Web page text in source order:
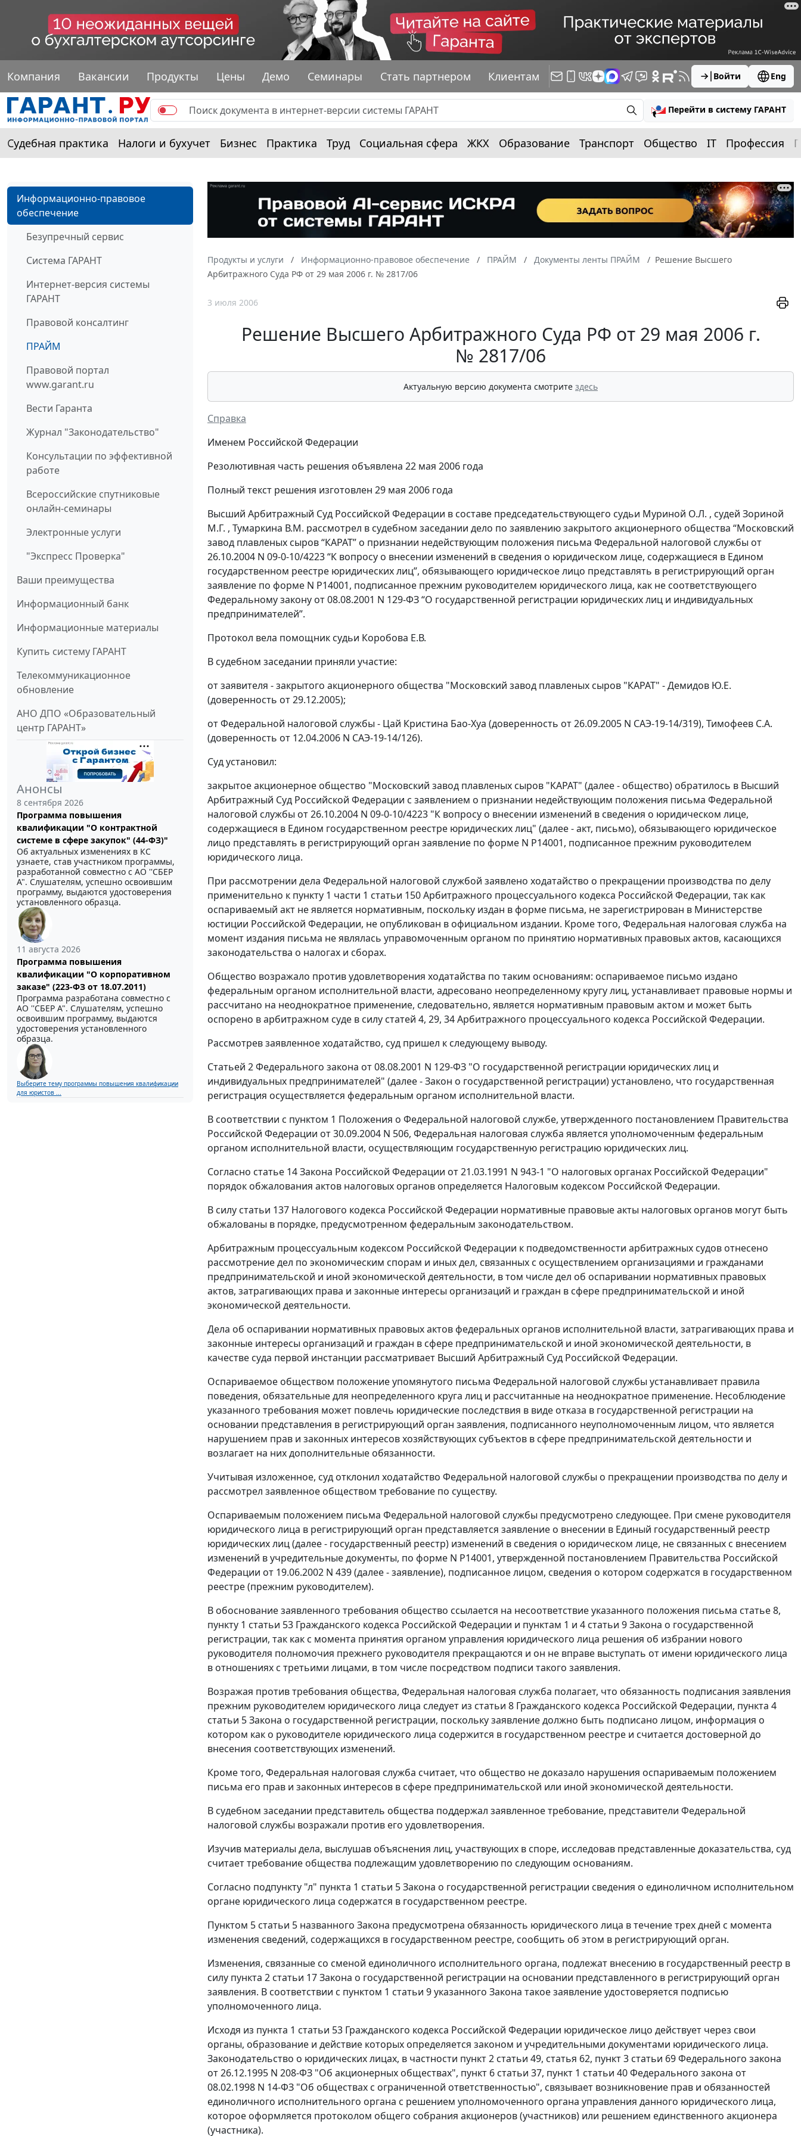
Компания Вакансии Продукты Цены Демо Семинары Стать партнером Клиентам Войти Eng
Перейти в систему ГАРАНТ
Судебная практика Налоги и бухучет Бизнес Практика Труд Социальная сфера ЖКХ Образование Транспорт Общество IT Профессия
Информационно-правовое
обеспечение
Безупречный сервис
Система ГАРАНТ
Интернет-версия системы
ГАРАНТ
Правовой консалтинг
ПРАЙМ
Правовой портал
www.garant.ru
Вести Гаранта
Журнал "Законодательство"
Консультации по эффективной
работе
Всероссийские спутниковые
онлайн-семинары
Электронные услуги
"Экспресс Проверка"
Ваши преимущества
Информационный банк
Информационные материалы
Купить систему ГАРАНТ
Телекоммуникационное
обновление
АНО ДПО «Образовательный
центр ГАРАНТ»
Анонсы
8 сентября 2026
Программа повышения
квалификации "О контрактной
системе в сфере закупок" (44-ФЗ)"
Об актуальных изменениях в КС
узнаете, став участником программы,
разработанной совместно с АО ''СБЕР
А". Слушателям, успешно освоившим
программу, выдаются удостоверения
установленного образца.
11 августа 2026
Программа повышения
квалификации "О корпоративном
заказе" (223-ФЗ от 18.07.2011)
Программа разработана совместно с
АО ''СБЕР А". Слушателям, успешно
освоившим программу, выдаются
удостоверения установленного
образца.
Выберите тему программы повышения квалификации
для юристов ...
Продукты и услуги Информационно-правовое обеспечение ПРАЙМ Документы ленты ПРАЙМ
Решение Высшего
Арбитражного Суда РФ от 29 мая 2006 г. № 2817/06
3 июля 2006
Решение Высшего Арбитражного Суда РФ от 29 мая 2006 г.
№ 2817/06
Актуальную версию документа смотрите здесь
Справка
Именем Российской Федерации
Резолютивная часть решения объявлена 22 мая 2006 года
Полный текст решения изготовлен 29 мая 2006 года
Высший Арбитражный Суд Российской Федерации в составе председательствующего судьи Муриной О.Л. , судей Зориной
М.Г. , Тумаркина В.М. рассмотрел в судебном заседании дело по заявлению закрытого акционерного общества “Московский
завод плавленых сыров “КАРАТ” о признании недействующим положения письма Федеральной налоговой службы от
26.10.2004 N 09-0-10/4223 “К вопросу о внесении изменений в сведения о юридическом лице, содержащиеся в Едином
государственном реестре юридических лиц”, обязывающего юридическое лицо представлять в регистрирующий орган
заявление по форме N Р14001, подписанное прежним руководителем юридического лица, как не соответствующего
Федеральному закону от 08.08.2001 N 129-ФЗ “О государственной регистрации юридических лиц и индивидуальных
предпринимателей”.
Протокол вела помощник судьи Коробова Е.В.
В судебном заседании приняли участие:
от заявителя - закрытого акционерного общества "Московский завод плавленых сыров "КАРАТ" - Демидов Ю.Е.
(доверенность от 29.12.2005);
от Федеральной налоговой службы - Цай Кристина Бао-Хуа (доверенность от 26.09.2005 N САЭ-19-14/319), Тимофеев С.А.
(доверенность от 12.04.2006 N САЭ-19-14/126).
Суд установил:
закрытое акционерное общество "Московский завод плавленых сыров "КАРАТ" (далее - общество) обратилось в Высший
Арбитражный Суд Российской Федерации с заявлением о признании недействующим положения письма Федеральной
налоговой службы от 26.10.2004 N 09-0-10/4223 "К вопросу о внесении изменений в сведения о юридическом лице,
содержащиеся в Едином государственном реестре юридических лиц" (далее - акт, письмо), обязывающего юридическое
лицо представлять в регистрирующий орган заявление по форме N Р14001, подписанное прежним руководителем
юридического лица.
При рассмотрении дела Федеральной налоговой службой заявлено ходатайство о прекращении производства по делу
применительно к пункту 1 части 1 статьи 150 Арбитражного процессуального кодекса Российской Федерации, так как
оспариваемый акт не является нормативным, поскольку издан в форме письма, не зарегистрирован в Министерстве
юстиции Российской Федерации, не опубликован в официальном издании. Кроме того, Федеральная налоговая служба на
момент издания письма не являлась управомоченным органом по принятию нормативных правовых актов, касающихся
законодательства о налогах и сборах.
Общество возражало против удовлетворения ходатайства по таким основаниям: оспариваемое письмо издано
федеральным органом исполнительной власти, адресовано неопределенному кругу лиц, устанавливает правовые нормы и
рассчитано на неоднократное применение, следовательно, является нормативным правовым актом и может быть
оспорено в арбитражном суде в силу статей 4, 29, 34 Арбитражного процессуального кодекса Российской Федерации.
Рассмотрев заявленное ходатайство, суд пришел к следующему выводу.
Статьей 2 Федерального закона от 08.08.2001 N 129-ФЗ "О государственной регистрации юридических лиц и
индивидуальных предпринимателей" (далее - Закон о государственной регистрации) установлено, что государственная
регистрация осуществляется федеральным органом исполнительной власти.
В соответствии с пунктом 1 Положения о Федеральной налоговой службе, утвержденного постановлением Правительства
Российской Федерации от 30.09.2004 N 506, Федеральная налоговая служба является уполномоченным федеральным
органом исполнительной власти, осуществляющим государственную регистрацию юридических лиц.
Согласно статье 14 Закона Российской Федерации от 21.03.1991 N 943-1 "О налоговых органах Российской Федерации"
порядок обжалования актов налоговых органов определяется Налоговым кодексом Российской Федерации.
В силу статьи 137 Налогового кодекса Российской Федерации нормативные правовые акты налоговых органов могут быть
обжалованы в порядке, предусмотренном федеральным законодательством.
Арбитражным процессуальным кодексом Российской Федерации к подведомственности арбитражных судов отнесено
рассмотрение дел по экономическим спорам и иных дел, связанных с осуществлением организациями и гражданами
предпринимательской и иной экономической деятельности, в том числе дел об оспаривании нормативных правовых
актов, затрагивающих права и законные интересы организаций и граждан в сфере предпринимательской и иной
экономической деятельности.
Дела об оспаривании нормативных правовых актов федеральных органов исполнительной власти, затрагивающих права и
законные интересы организаций и граждан в сфере предпринимательской и иной экономической деятельности, в
качестве суда первой инстанции рассматривает Высший Арбитражный Суд Российской Федерации.
Оспариваемое обществом положение упомянутого письма Федеральной налоговой службы устанавливает правила
поведения, обязательные для неопределенного круга лиц и рассчитанные на неоднократное применение. Несоблюдение
указанного требования может повлечь юридические последствия в виде отказа в государственной регистрации на
основании представления в регистрирующий орган заявления, подписанного неуполномоченным лицом, что является
нарушением прав и законных интересов хозяйствующих субъектов в сфере предпринимательской деятельности и
возлагает на них дополнительные обязанности.
Учитывая изложенное, суд отклонил ходатайство Федеральной налоговой службы о прекращении производства по делу и
рассмотрел заявленное обществом требование по существу.
Оспариваемым положением письма Федеральной налоговой службы предусмотрено следующее. При смене руководителя
юридического лица в регистрирующий орган представляется заявление о внесении в Единый государственный реестр
юридических лиц (далее - государственный реестр) изменений в сведения о юридическом лице, не связанных с внесением
изменений в учредительные документы, по форме N Р14001, утвержденной постановлением Правительства Российской
Федерации от 19.06.2002 N 439 (далее - заявление), подписанное лицом, сведения о котором содержатся в государственном
реестре (прежним руководителем).
В обоснование заявленного требования общество ссылается на несоответствие указанного положения письма статье 8,
пункту 1 статьи 53 Гражданского кодекса Российской Федерации и пунктам 1 и 4 статьи 9 Закона о государственной
регистрации, так как с момента принятия органом управления юридического лица решения об избрании нового
руководителя полномочия прежнего руководителя прекращаются и он не вправе выступать от имени юридического лица
в отношениях с третьими лицами, в том числе посредством подписи такого заявления.
Возражая против требования общества, Федеральная налоговая служба полагает, что обязанность подписания заявления
прежним руководителем юридического лица следует из статьи 8 Гражданского кодекса Российской Федерации, пункта 4
статьи 5 Закона о государственной регистрации, поскольку заявление должно быть подписано лицом, информация о
котором как о руководителе юридического лица содержится в государственном реестре и считается достоверной до
внесения соответствующих изменений.
Кроме того, Федеральная налоговая служба считает, что общество не доказало нарушения оспариваемым положением
письма его прав и законных интересов в сфере предпринимательской или иной экономической деятельности.
В судебном заседании представитель общества поддержал заявленное требование, представители Федеральной
налоговой службы возражали против его удовлетворения.
Изучив материалы дела, выслушав объяснения лиц, участвующих в споре, исследовав представленные доказательства, суд
считает требование общества подлежащим удовлетворению по следующим основаниям.
Согласно подпункту "л" пункта 1 статьи 5 Закона о государственной регистрации сведения о единоличном исполнительном
органе юридического лица содержатся в государственном реестре.
Пунктом 5 статьи 5 названного Закона предусмотрена обязанность юридического лица в течение трех дней с момента
изменения сведений, содержащихся в государственном реестре, сообщить об этом в регистрирующий орган.
Изменения, связанные со сменой единоличного исполнительного органа, подлежат внесению в государственный реестр в
силу пункта 2 статьи 17 Закона о государственной регистрации на основании представленного в регистрирующий орган
заявления. В соответствии с пунктом 1 статьи 9 указанного Закона такое заявление удостоверяется подписью
уполномоченного лица.
Исходя из пункта 1 статьи 53 Гражданского кодекса Российской Федерации юридическое лицо действует через свои
органы, образование и действие которых определяется законом и учредительными документами юридического лица.
Законодательство о юридических лицах, в частности пункт 2 статьи 49, статья 62, пункт 3 статьи 69 Федерального закона
от 26.12.1995 N 208-ФЗ "Об акционерных обществах", пункт 6 статьи 37, пункт 1 статьи 40 Федерального закона от
08.02.1998 N 14-ФЗ "Об обществах с ограниченной ответственностью", связывает возникновение прав и обязанностей
единоличного исполнительного органа с решением уполномоченного органа управления данного юридического лица,
которое оформляется протоколом общего собрания акционеров (участников) или решением единственного акционера
(участника).